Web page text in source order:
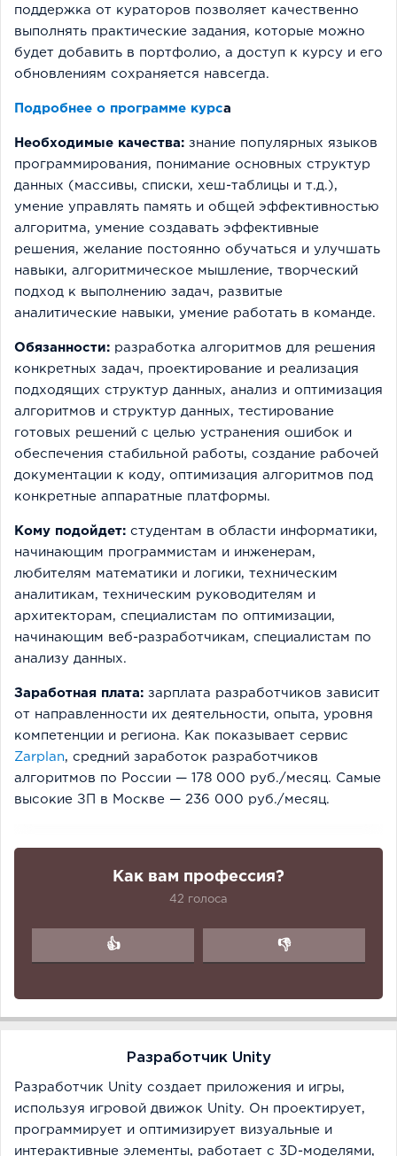
поддержка от кураторов позволяет качественно
выполнять практические задания, которые можно
будет добавить в портфолио, а доступ к курсу и его
обновлениям сохраняется навсегда.
Подробнее о программе курса
Необходимые качества: знание популярных языков
программирования, понимание основных структур
данных (массивы, списки, хеш-таблицы и т.д.),
умение управлять память и общей эффективностью
алгоритма, умение создавать эффективные
решения, желание постоянно обучаться и улучшать
навыки, алгоритмическое мышление, творческий
подход к выполнению задач, развитые
аналитические навыки, умение работать в команде.
Обязанности: разработка алгоритмов для решения
конкретных задач, проектирование и реализация
подходящих структур данных, анализ и оптимизация
алгоритмов и структур данных, тестирование
готовых решений с целью устранения ошибок и
обеспечения стабильной работы, создание рабочей
документации к коду, оптимизация алгоритмов под
конкретные аппаратные платформы.
Кому подойдет: студентам в области информатики,
начинающим программистам и инженерам,
любителям математики и логики, техническим
аналитикам, техническим руководителям и
архитекторам, специалистам по оптимизации,
начинающим веб-разработчикам, специалистам по
анализу данных.
Заработная плата: зарплата разработчиков зависит
от направленности их деятельности, опыта, уровня
компетенции и региона. Как показывает сервис
Zarplan, средний заработок разработчиков
алгоритмов по России — 178 000 руб./месяц. Самые
высокие ЗП в Москве — 236 000 руб./месяц.
Как вам профессия?
42 голоса
👍 👎
Разработчик Unity
Разработчик Unity создает приложения и игры,
используя игровой движок Unity. Он проектирует,
программирует и оптимизирует визуальные и
интерактивные элементы, работает с 3D-моделями,